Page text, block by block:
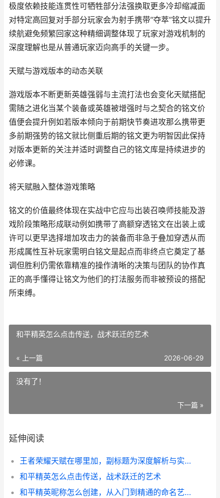
极度依赖技能连贯性可牺牲部分法强换取更多冷却缩减面
对特定高回复对手部分玩家会为射手携带“夺萃”铭文以提升
续航避免频繁回家这种精细调整体现了玩家对游戏机制的
深度理解也是从普通玩家迈向高手的关键一步。
天赋与游戏版本的动态关联
游戏版本不断更新英雄强弱与主流打法也会变化天赋搭配
需随之进化当某个装备或英雄被增强时与之契合的铭文价
值便会提升例如若版本倾向于前期快节奏进攻那么携带更
多前期强势的铭文就比侧重后期的铭文更为明智因此保持
对版本更新的关注并适时调整自己的铭文库是持续进步的
必修课。
将天赋融入整体游戏策略
铭文的价值最终体现在实战中它应与出装召唤师技能及游
戏阶段策略形成联动例如携带了高额穿透铭文在出装上或
许可以更早选择增加攻击力的装备而非急于叠加穿透从而
形成属性互补玩家需明白铭文是起点而非终点它奠定了基
调但胜利仍需依靠精准的操作清晰的决策与团队的协作真
正的高手懂得让铭文为他们的打法服务而非被预设的搭配
所束缚。
和平精英怎么点击传送，战术跃迁的艺术
« 上一篇 2026-06-29
没有了！
下一篇 »
延伸阅读
王者荣耀天赋在哪里加，副标题为深度解析与实战策略
和平精英怎么点击传送，战术跃迁的艺术
和平精英昵称怎么创建，从入门到精通的命名艺术